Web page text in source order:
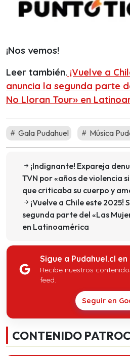
¡Nos vemos!
Leer también. ¡Vuelve a
anuncia la segunda parte
No Lloran Tour» en
Gala Pudahuel Música
¡Indignante! Expareja
TVN por «años de violencia
que criticaba su cuerpo y
¡Vuelve a Chile este 2025!
segunda parte del «Las
en Latinoamérica
Sigue a Pudahuel.cl
Recibe nuestros
feed.
Seguir en
CONTENIDO